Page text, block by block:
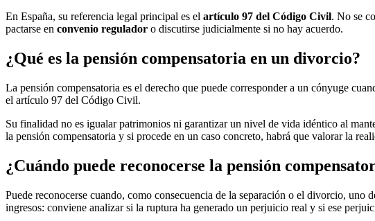
En España, su referencia legal principal es el artículo 97 del Código Civil. No se
pactarse en convenio regulador o discutirse judicialmente si no hay acuerdo.
¿Qué es la pensión compensatoria en un divorcio?
La pensión compensatoria es el derecho que puede corresponder a un cónyuge
el artículo 97 del Código Civil.
Su finalidad no es igualar patrimonios ni garantizar un nivel de vida idéntico al
la pensión compensatoria y si procede en un caso concreto, habrá que valorar la
¿Cuándo puede reconocerse la pensión
Puede reconocerse cuando, como consecuencia de la separación o el divorcio,
ingresos: conviene analizar si la ruptura ha generado un perjuicio real y si ese